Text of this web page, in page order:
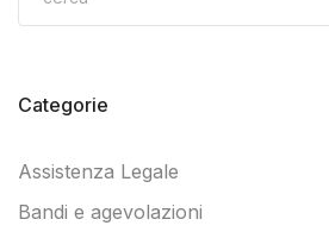
Categorie
Assistenza Legale
Bandi e agevolazioni